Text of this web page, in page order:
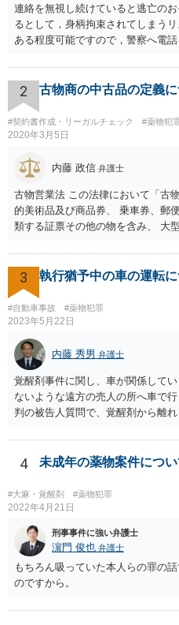
連絡を無視し続けていると逃亡の
るとして，身柄拘束されてしまう
ある程度可能ですので，警察へ電
士に同行を依頼することも可能で
2 古物商の中古品の定義に
#契約書作成・リーガルチェック #薬物犯
2020年3月5日
内藤 政信 弁護士
古物営業法 この法律において「古
的美術品及び商品券、 乗車券、郵
類する証票その他の物を含み、 大
じ。)若しくは使用されない物品で
これらの物品に幾分の手入れをし
度、消費者の手に渡ったものは、
って、転売するなら、許可証が必
せ んね。事実上、野放しですね。
品の定義を定めていますね。
3 執行猶予中の車の運転
#自動車事故 #薬物犯罪
2023年5月22日
内藤 秀男 弁護士
覚醒剤事件に関し、車が関係して
ないような遠方の売人の所へ車で
判の被告人質問で、覚醒剤から離
連性があるかどうかです。 もし、
うように悪質な道路交通法違反も
ません。もちろん、初犯の人でも
故（例えば、複数人が亡くなると
じた被害者への賠償が全くできな
故についてしっかり反省し、相手
れば、異種前科で執行猶予中であ
取り消されない可能性が高いです
が車の運転なのですね。 一番大事
4 未成年の薬物案件につい
#大麻・覚醒剤 #薬物犯罪
2022年4月21日
刑事事件に強い弁護士
濵門 俊也 弁護士
もちろん吸っていた本人らの罪の
のですから。